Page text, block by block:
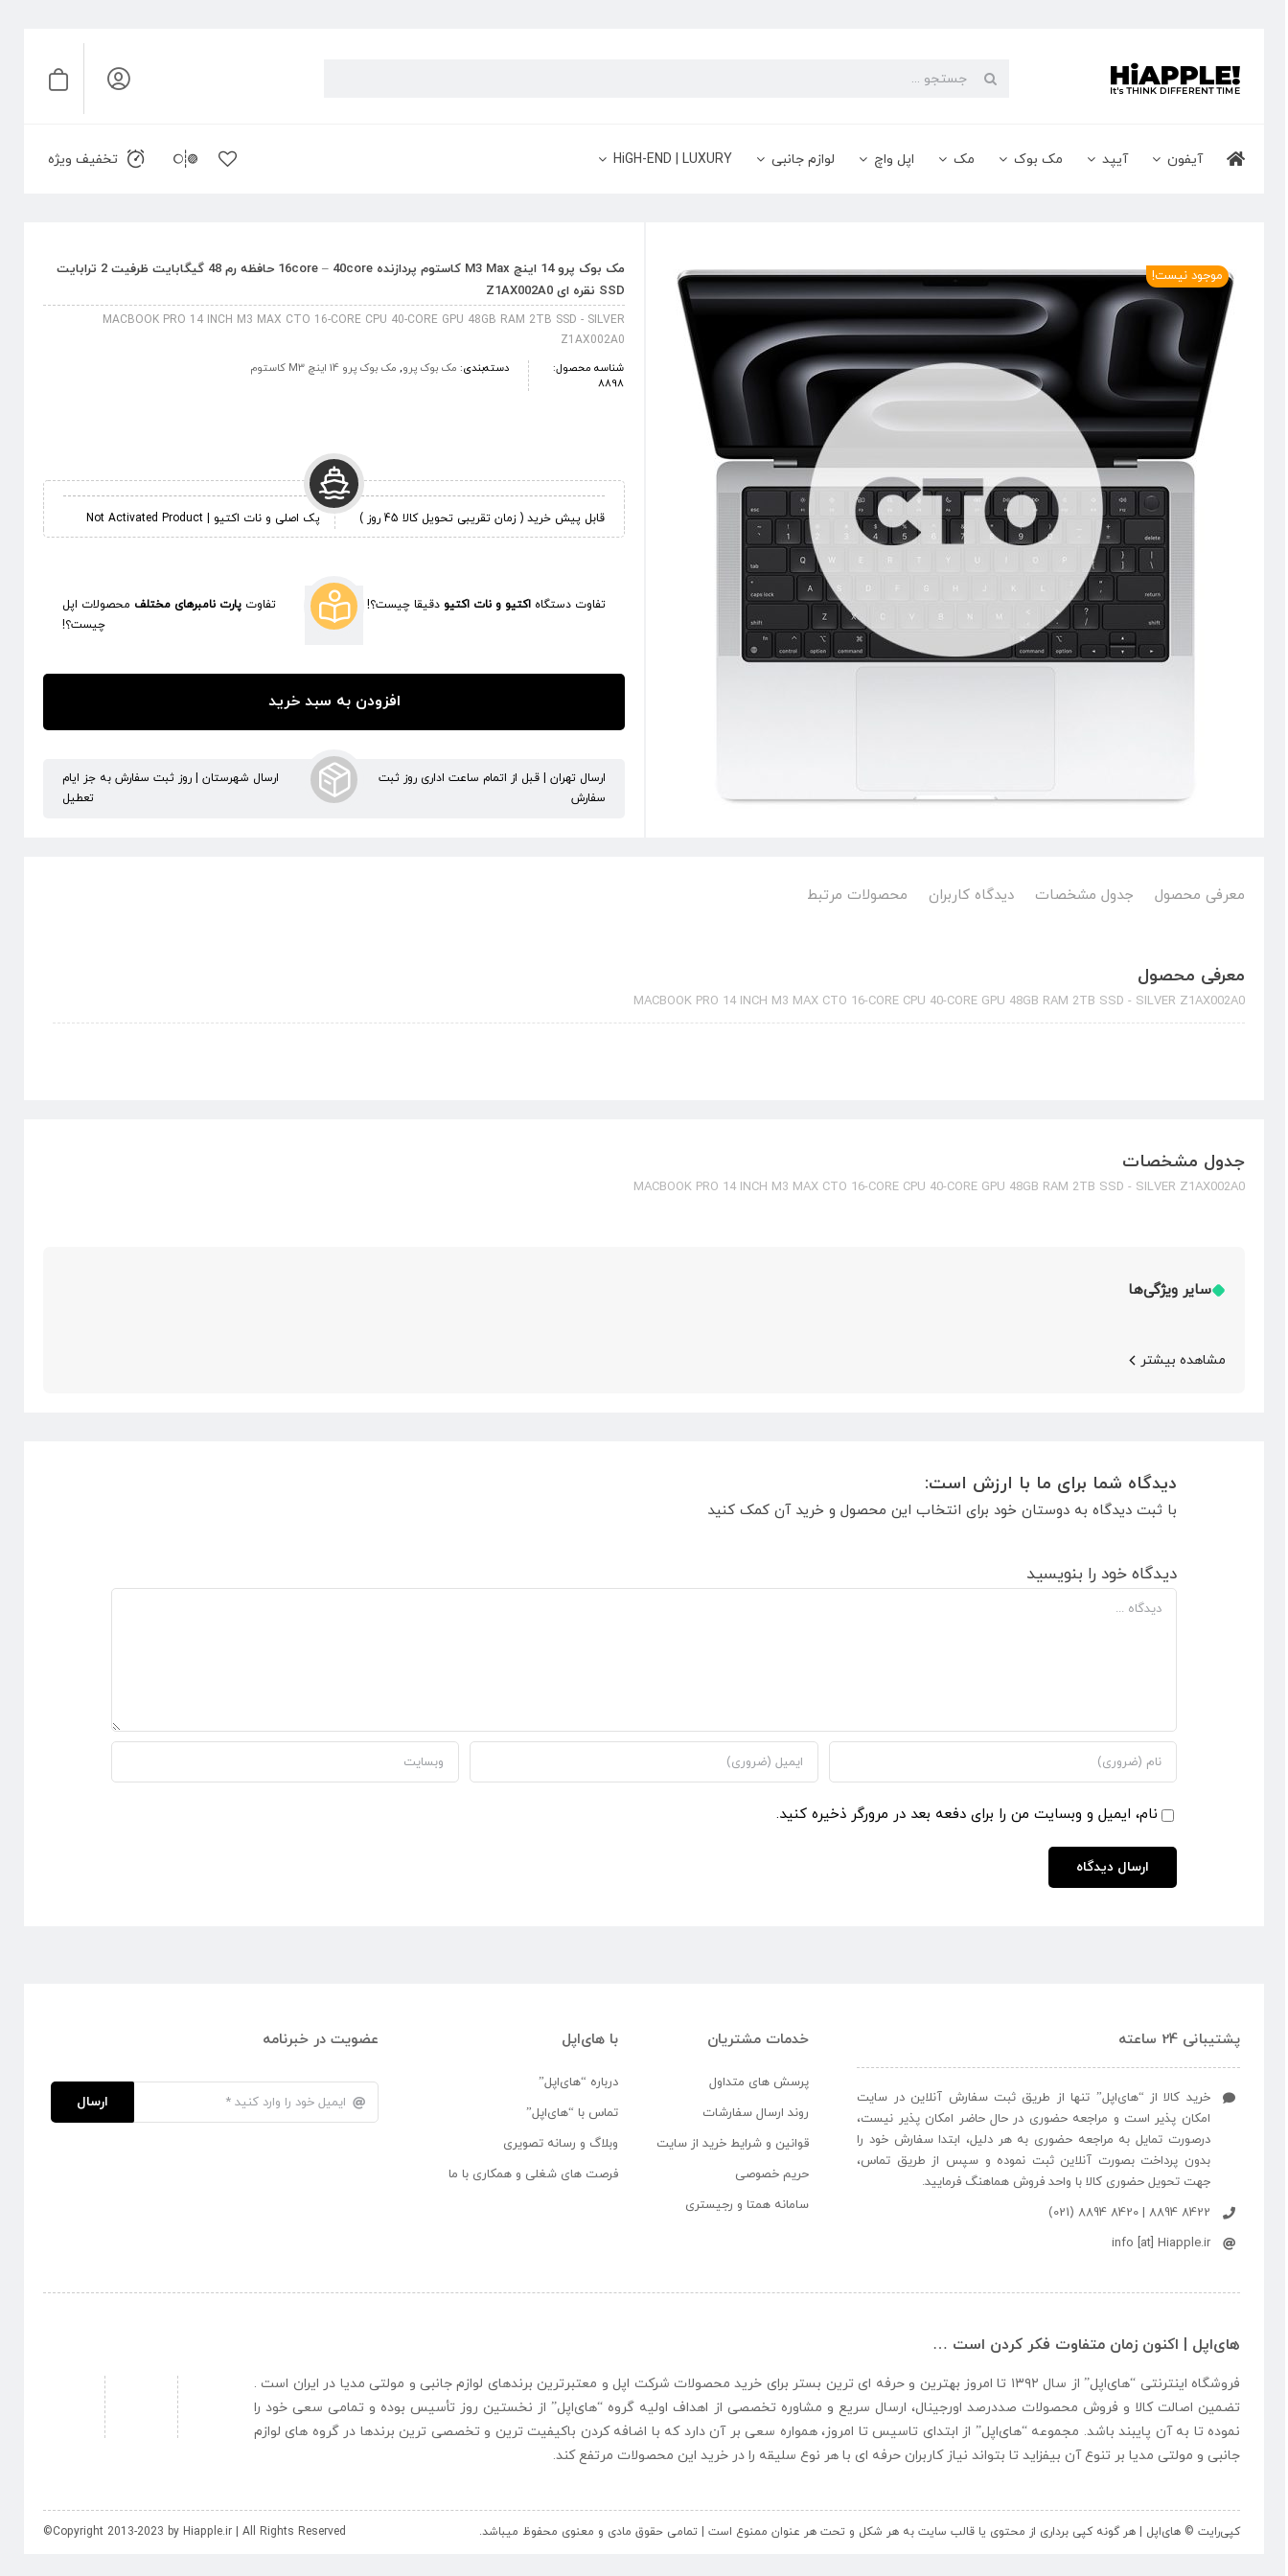
content
جستجو
آیفون آیپد مک بوک مک اپل واچ لوازم جانبی HiGH-END | LUXURY تخفیف ویژه
موجود نیست!
مک بوک پرو 14 اینچ M3 Max کاستوم پردازنده 16core – 40core حافظه رم 48 گیگابایت ظرفیت 2 ترابایت
SSD نقره ای Z1AX002A0
MACBOOK PRO 14 INCH M3 MAX CTO 16-CORE CPU 40-CORE GPU 48GB RAM 2TB SSD - SILVER
Z1AX002A0
شناسه محصول:
8898
دسته‌بندی: مک بوک پرو, مک بوک پرو 14 اینچ M3 کاستوم
قابل پیش خرید ( زمان تقریبی تحویل کالا 45 روز ) پک اصلی و نات اکتیو | Not Activated Product
تفاوت دستگاه اکتیو و نات اکتیو دقیقا چیست؟! تفاوت پارت نامبرهای مختلف محصولات اپل
چیست؟!
افزودن به سبد خرید
ارسال تهران | قبل از اتمام ساعت اداری روز ثبت
سفارش
ارسال شهرستان | روز ثبت سفارش به جز ایام
تعطیل
معرفی محصول جدول مشخصات دیدگاه کاربران محصولات مرتبط
معرفی محصول
MACBOOK PRO 14 INCH M3 MAX CTO 16-CORE CPU 40-CORE GPU 48GB RAM 2TB SSD - SILVER Z1AX002A0
جدول مشخصات
MACBOOK PRO 14 INCH M3 MAX CTO 16-CORE CPU 40-CORE GPU 48GB RAM 2TB SSD - SILVER Z1AX002A0
سایر ویژگی‌ها
مشاهده بیشتر
دیدگاه شما برای ما با ارزش است:
با ثبت دیدگاه به دوستان خود برای انتخاب این محصول و خرید آن کمک کنید
دیدگاه خود را بنویسید
دیدگاه
نام، ایمیل و وبسایت من را برای دفعه بعد در مرورگر ذخیره کنید.
پشتیبانی 24 ساعته
خرید کالا از “های‌اپل” تنها از طریق ثبت سفارش آنلاین در سایت
امکان پذیر است و مراجعه حضوری در حال حاضر امکان پذیر نیست،
درصورت تمایل به مراجعه حضوری به هر دلیل، ابتدا سفارش خود را
بدون پرداخت بصورت آنلاین ثبت نموده و سپس از طریق تماس،
جهت تحویل حضوری کالا با واحد فروش هماهنگ فرمایید.
8422 8894 | 8420 8894 (021)
info [at] Hiapple.ir
خدمات مشتریان
پرسش های متداول
روند ارسال سفارشات
قوانین و شرایط خرید از سایت
حریم خصوصی
سامانه همتا و رجیستری
با های‌اپل
درباره “های‌اپل”
تماس با “های‌اپل”
وبلاگ و رسانه تصویری
فرصت های شغلی و همکاری با ما
عضویت در خبرنامه
ارسال
های‌اپل | اکنون زمان متفاوت فکر کردن است …
فروشگاه اینترنتی “های‌اپل
” از سال ۱۳۹۲ تا امروز بهترین و حرفه ای ترین بستر برای خرید محصولات شرکت اپل و معتبرترین برندهای لوازم جانبی و مولتی مدیا در ایران است .
تضمین اصالت کالا و فروش محصولات صددرصد اورجینال، ارسال سریع و مشاوره تخصصی از اهداف اولیه گروه “های‌اپل” از نخستین روز تأسیس بوده و تمامی سعی خود را
نموده تا به آن پایبند باشد. مجموعه “های‌اپل” از ابتدای تاسیس تا امروز، همواره سعی بر آن دارد که با اضافه کردن باکیفیت ترین و تخصصی ترین برندها در گروه های لوازم
جانبی و مولتی مدیا بر تنوع آن بیفزاید تا بتواند نیاز کاربران حرفه ای با هر نوع سلیقه را در خرید این محصولات مرتفع کند.
کپی‌رایت © های‌اپل | هر گونه کپی برداری از محتوی یا قالب سایت به هر شکل و تحت هر عنوان ممنوع است | تمامی حقوق مادی و معنوی محفوظ میباشد. ©Copyright 2013-2023 by Hiapple.ir | All Rights Reserved